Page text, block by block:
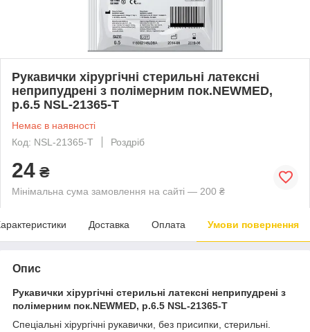
Рукавички хірургічні стерильні латексні
неприпудрені з полімерним пок.NEWMED,
р.6.5 NSL-21365-T
Немає в наявності
Код: NSL-21365-T
Роздріб
24 ₴
Мінімальна сума замовлення на сайті — 200 ₴
Доставка Оплата Умови повернення
Опис
Рукавички хірургічні стерильні латексні неприпудрені з
полімерним пок.NEWMED, р.6.5 NSL-21365-T
Спеціальні хірургічні рукавички, без присипки, стерильні.